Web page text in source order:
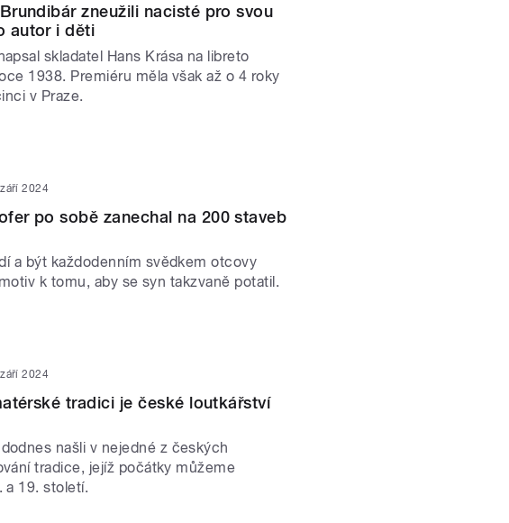
zneužili nacisté pro svou
autor i děti
skladatel Hans Krása na libreto
1938. Premiéru měla však až o 4 roky
v Praze.
2024
po sobě zanechal na 200 staveb
a být každodenním svědkem otcovy
k tomu, aby se syn takzvaně potatil.
2024
tradici je české loutkářství
našli v nejedné z českých
tradice, jejíž počátky můžeme
a 19. století.